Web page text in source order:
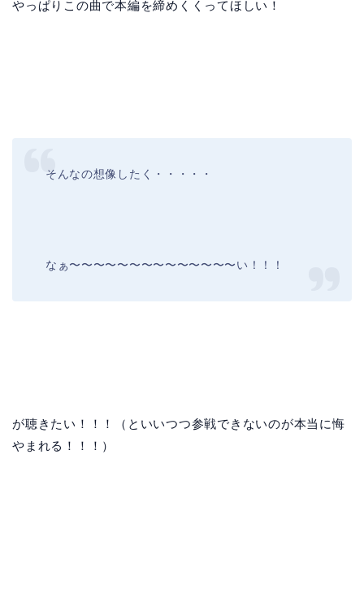
やっぱりこの曲で本編を締めくくってほしい！
そんなの想像したく・・・・・
なぁ〜〜〜〜〜〜〜〜〜〜〜〜〜〜い！！！
が聴きたい！！！（といいつつ参戦できないのが本当に悔
やまれる！！！）